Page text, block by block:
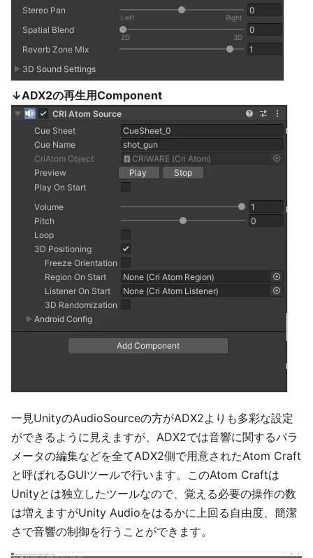
↓ADX2の再生用Component
一見UnityのAudioSourceの方がADX2よりも多彩な設定
ができるように見えますが、ADX2では音響に関するパラ
メータの編集などを全てADX2側で用意されたAtom Craft
と呼ばれるGUIツールで行います。このAtom Craftは
Unityとは独立したツールなので、覚える必要の操作の数
は増えますがUnity Audioをはるかに上回る自由度、簡潔
さで音響の制御を行うことができます。